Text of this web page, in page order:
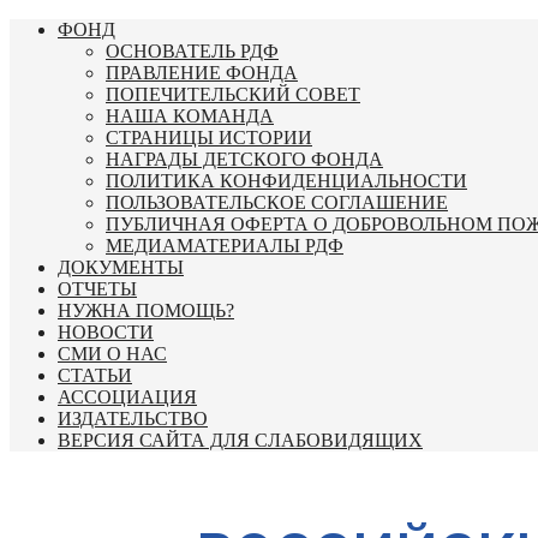
Перейти
содержимому
ФОНД
ОСНОВАТЕЛЬ РДФ
ПРАВЛЕНИЕ ФОНДА
ПОПЕЧИТЕЛЬСКИЙ СОВЕТ
НАША КОМАНДА
СТРАНИЦЫ ИСТОРИИ
НАГРАДЫ ДЕТСКОГО ФОНДА
ПОЛИТИКА КОНФИДЕНЦИАЛЬНОСТИ
ПОЛЬЗОВАТЕЛЬСКОЕ СОГЛАШЕНИЕ
ПУБЛИЧНАЯ ОФЕРТА О ДОБРОВОЛЬНОМ
МЕДИАМАТЕРИАЛЫ РДФ
ДОКУМЕНТЫ
ОТЧЕТЫ
НУЖНА ПОМОЩЬ?
НОВОСТИ
СМИ О НАС
СТАТЬИ
АССОЦИАЦИЯ
ИЗДАТЕЛЬСТВО
ВЕРСИЯ САЙТА ДЛЯ СЛАБОВИДЯЩИХ